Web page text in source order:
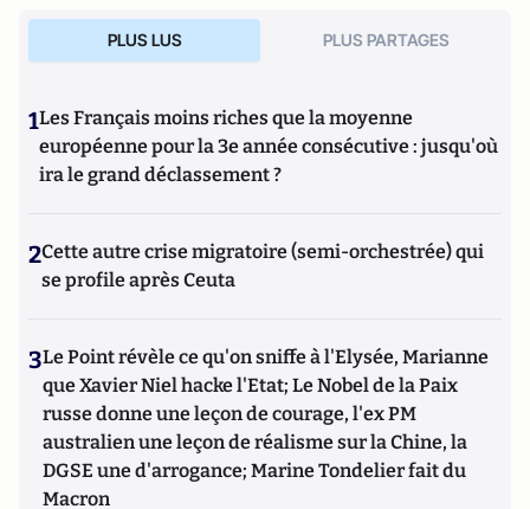
PLUS LUS PLUS PARTAGES
1Les Français moins riches que la moyenne
européenne pour la 3e année consécutive : jusqu'où
ira le grand déclassement ?
2Cette autre crise migratoire (semi-orchestrée) qui
se profile après Ceuta
3Le Point révèle ce qu'on sniffe à l'Elysée, Marianne
que Xavier Niel hacke l'Etat; Le Nobel de la Paix
russe donne une leçon de courage, l'ex PM
australien une leçon de réalisme sur la Chine, la
DGSE une d'arrogance; Marine Tondelier fait du
Macron